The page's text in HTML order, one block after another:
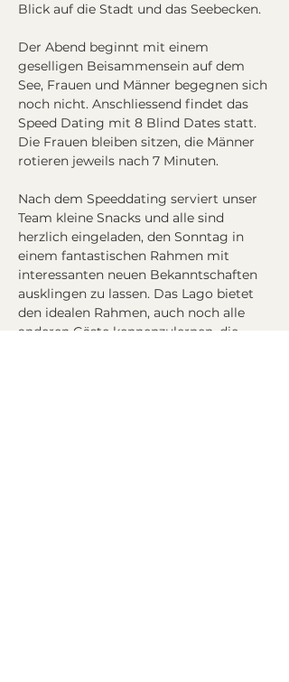
Blick auf die Stadt und das Seebecken.
Der Abend beginnt mit einem
geselligen Beisammensein auf dem
See, Frauen und Männer begegnen sich
noch nicht. Anschliessend findet das
Speed Dating mit 8 Blind Dates statt.
Die Frauen bleiben sitzen, die Männer
rotieren jeweils nach 7 Minuten.
Nach dem Speeddating serviert unser
Team kleine Snacks und alle sind
herzlich eingeladen, den Sonntag in
einem fantastischen Rahmen mit
interessanten neuen Bekanntschaften
ausklingen zu lassen. Das Lago bietet
den idealen Rahmen, auch noch alle
anderen Gäste kennenzulernen, die